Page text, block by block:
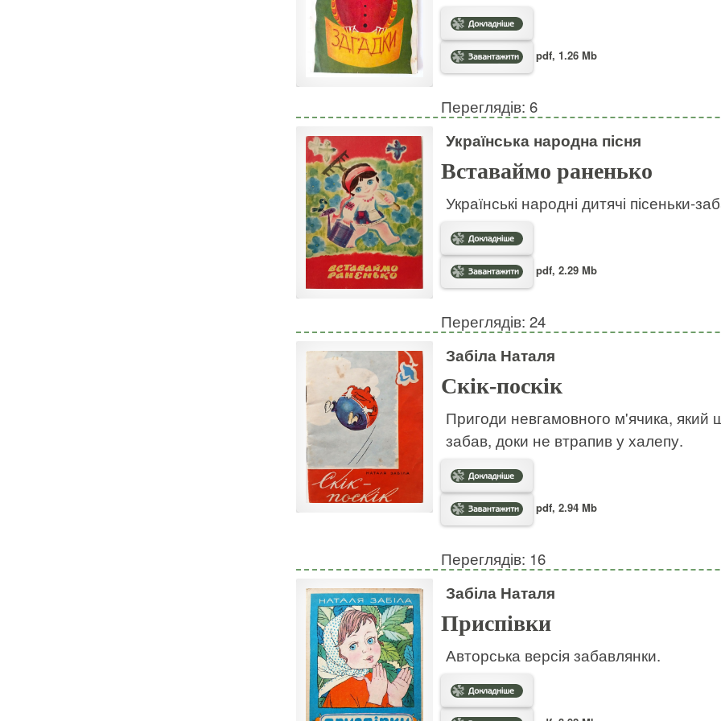
pdf, 1.26 Mb
Переглядів: 6
Українська народна пісня
Вставаймо раненько
Українські народні дитячі пісеньки-
pdf, 2.29 Mb
Переглядів: 24
Забіла Наталя
Скік-поскік
Пригоди невгамовного м'ячика, який
забав, доки не втрапив у халепу.
pdf, 2.94 Mb
Переглядів: 16
Забіла Наталя
Приспівки
Авторська версія забавлянки.